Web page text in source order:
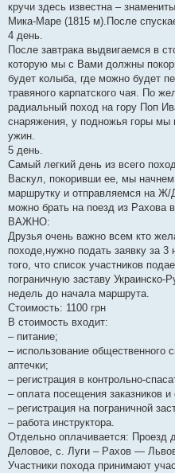
кручи здесь известна –
Мика-Маре (1815 м).После
4 день.
После завтрака выдвигаемся в
которую мы с Вами должны
будет колыба, где можно будет
травяного карпатского чая. По
радиальный поход на гору Поп
снаряжения, у подножья горы мы
ужин.
5 день.
Самый легкий день из всего
Васкул, покоривши ее, мы
маршрутку и отправляемся на
можно брать на поезд из Рахова
ВАЖНО:
Друзья очень важно всем кто
походе,нужно подать заявку за
того, что список участников
пограничную заставу Украинско-
недель до начала маршрута.
Стоимость: 1100 грн
В стоимость входит:
– питание;
– использование общественного
аптечки;
– регистрация в контрольно-
– оплата посещения заказников и
– регистрация на пограничной
– работа инструктора.
Отдельно оплачивается: Проезд
Деловое, с. Луги – Рахов —
Участники похода принимают